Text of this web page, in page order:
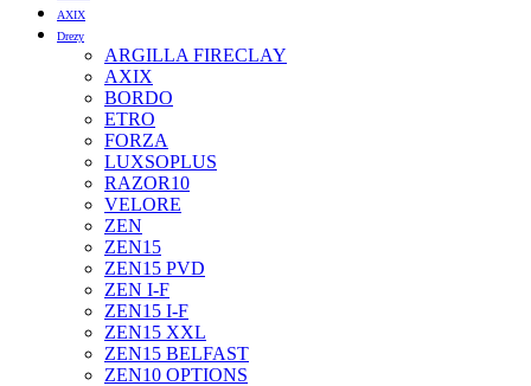
AXIX
Drezy
ARGILLA FIRECLAY
AXIX
BORDO
ETRO
FORZA
LUXSOPLUS
RAZOR10
VELORE
ZEN
ZEN15
ZEN15 PVD
ZEN I-F
ZEN15 I-F
ZEN15 XXL
ZEN15 BELFAST
ZEN10 OPTIONS